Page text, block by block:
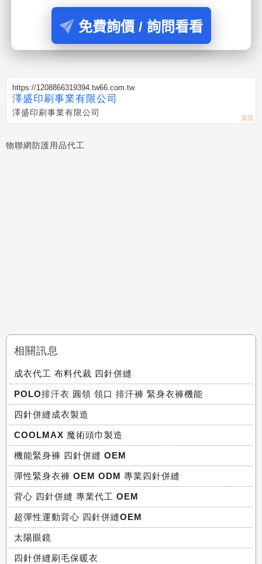
免費詢價 / 詢問看看
https://1208866319394.tw66.com.tw
澤盛印刷事業有限公司
澤盛印刷事業有限公司
物聯網防護用品代工
相關訊息
成衣代工 布料代裁 四針併縫
POLO排汗衣 圓領 領口 排汗褲 緊身衣褲機能
四針併縫成衣製造
COOLMAX 魔術頭巾製造
機能緊身褲 四針併縫 OEM
彈性緊身衣褲 OEM ODM 專業四針併縫
背心 四針併縫 專業代工 OEM
超彈性運動背心 四針併縫OEM
太陽眼鏡
四針併縫刷毛保暖衣